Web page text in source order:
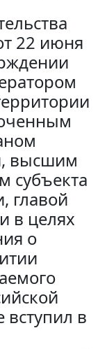
22 июня
высшим
субъекта
главой
в целях
о
вступил в